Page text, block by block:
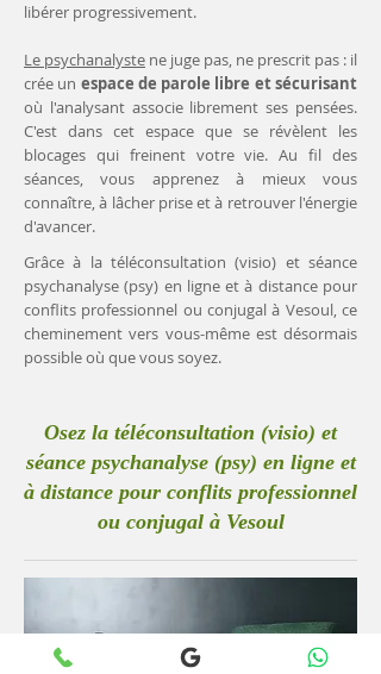
libérer progressivement.
Le psychanalyste ne juge pas, ne prescrit pas : il
crée un espace de parole libre et sécurisant
où l'analysant associe librement ses pensées.
C'est dans cet espace que se révèlent les
blocages qui freinent votre vie. Au fil des
séances, vous apprenez à mieux vous
connaître, à lâcher prise et à retrouver l'énergie
d'avancer.
Grâce à la téléconsultation (visio) et séance
psychanalyse (psy) en ligne et à distance pour
conflits professionnel ou conjugal à Vesoul, ce
cheminement vers vous-même est désormais
possible où que vous soyez.
Osez la téléconsultation (visio) et
séance psychanalyse (psy) en ligne et
à distance pour conflits professionnel
ou conjugal à Vesoul